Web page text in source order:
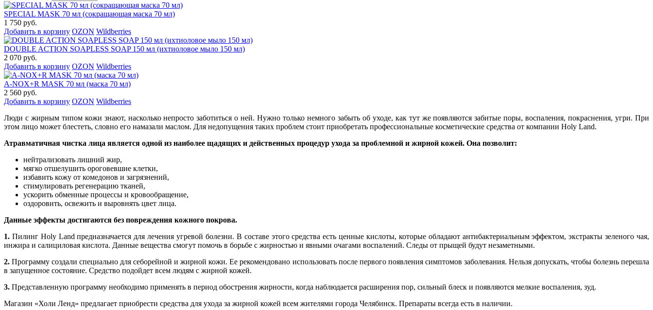
SPECIAL MASK 70 мл (сокращающая маска 70 мл)
1 750 руб.
Добавить в корзину OZON Wildberries
DOUBLE ACTION SOAPLESS SOAP 150 мл (ихтиоловое мыло 150 мл)
2 070 руб.
Добавить в корзину OZON Wildberries
A-NOX+R MASK 70 мл (маска 70 мл)
2 560 руб.
Добавить в корзину OZON Wildberries
Люди с жирным типом кожи знают, насколько непросто заботиться о ней. Нужно только немного забыть об уходе, как тут же появляются забитые поры, воспаления, покраснения, угри. При
этом лицо может блестеть, словно его намазали маслом. Для недопущения таких проблем стоит приобретать профессиональные косметические средства от компании Holy Land.
Атравматичная чистка лица является одной из наиболее щадящих и действенных процедур ухода за проблемной и жирной кожей. Она позволит:
нейтрализовать лишний жир,
мягко отшелушить ороговевшие клетки,
избавить кожу от комедонов и загрязнений,
стимулировать регенерацию тканей,
ускорить обменные процессы и кровообращение,
оздоровить, освежить и выровнять цвет лица.
Данные эффекты достигаются без повреждения кожного покрова.
1. Пилинг Holy Land предназначается для лечения угревой болезни. В составе этого средства есть ценные кислоты, которые обладают антибактериальным эффектом, экстракты зеленого чая,
инжира и салициловая кислота. Данные вещества смогут помочь в борьбе с жирностью и явными очагами воспалений. Следы от прыщей будут незаметными.
2. Программу создали специально для себорейной и жирной кожи. Ее рекомендовано использовать после первого появления симптомов заболевания. Нельзя допускать, чтобы болезнь перешла
в запущенное состояние. Средство подойдет всем людям с жирной кожей.
3. Представленную программу необходимо применять в период обострения жирности, когда наблюдается расширения пор, сильный блеск и появляются мелкие воспаления, зуд.
Магазин «Холи Ленд» предлагает приобрести средства для ухода за жирной кожей всем жителями города Челябинск. Препараты всегда есть в наличии.